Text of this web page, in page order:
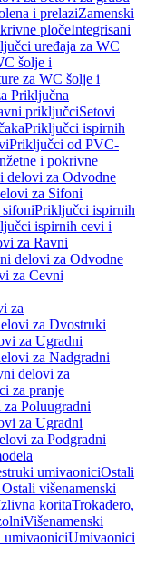
i prelaziZamenski
pločeIntegrisani
uređaja za WC
šolje i
za WC šolje i
Priključna
priključciSetovi
Priključci ispirnih
Priključci od PVC-
i pokrivne
delovi za Odvodne
za Sifoni
sifoniPriključci ispirnih
ispirnih cevi i
za Ravni
delovi za Odvodne
za Cevni
za
za Dvostruki
za Ugradni
za Nadgradni
delovi za
za pranje
Poluugradni
za Ugradni
za Podgradni
umivaoniciOstali
višenamenski
koritaTrokadero,
Višenamenski
umivaoniciUmivaonici